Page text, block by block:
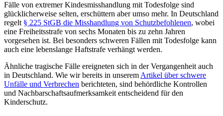
Fälle von extremer Kindesmisshandlung mit Todesfolge sind
glücklicherweise selten, erschüttern aber umso mehr. In Deutschland
regelt § 225 StGB die Misshandlung von Schutzbefohlenen, wobei
eine Freiheitsstrafe von sechs Monaten bis zu zehn Jahren
vorgesehen ist. Bei besonders schweren Fällen mit Todesfolge kann
auch eine lebenslange Haftstrafe verhängt werden.
Ähnliche tragische Fälle ereigneten sich in der Vergangenheit auch
in Deutschland. Wie wir bereits in unserem Artikel über schwere
Unfälle und Verbrechen berichteten, sind behördliche Kontrollen
und Nachbarschaftsaufmerksamkeit entscheidend für den
Kinderschutz.